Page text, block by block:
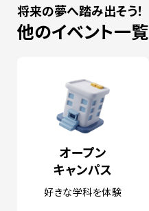
将来の夢へ踏み出そう！
他のイベント一覧
オープン
キャンパス
好きな学科を体験